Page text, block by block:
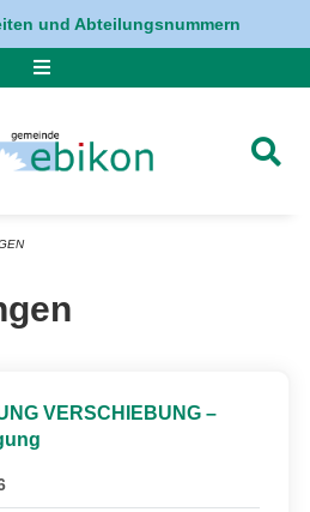
und Abteilungsnummern
VERSCHIEBUNG –